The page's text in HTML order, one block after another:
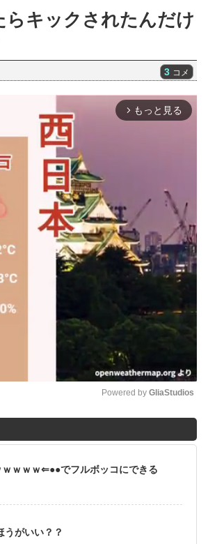
らキックされたんだけ
3 コメ
arrow_forward_ios もっと見る
t
Powered by GliaStudios
ｗｗｗｗ⇐●●でフルボッコにできる
うがいい？？